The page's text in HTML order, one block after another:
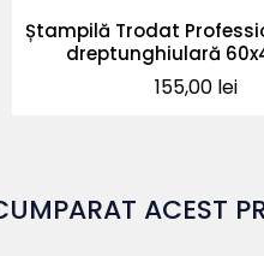
Ștampilă Trodat
dreptunghiulară
Pret
155,00 lei
ACEST